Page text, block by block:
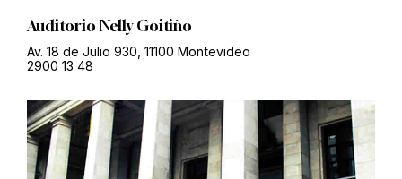
Auditorio Nelly Goitiño
Av. 18 de Julio 930, 11100 Montevideo
2900 13 48